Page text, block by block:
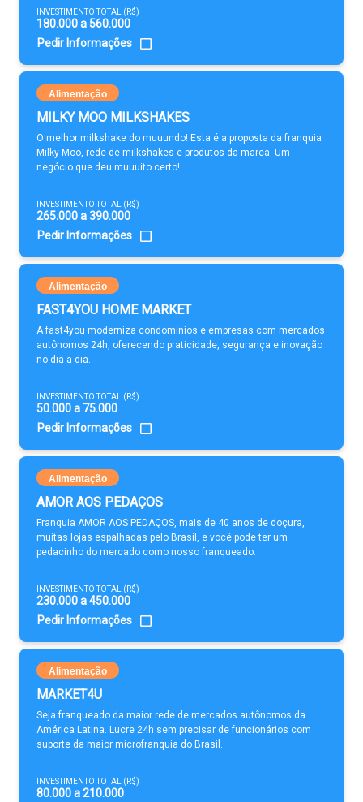
INVESTIMENTO TOTAL (R$)
180.000 a 560.000
Pedir Informações
Alimentação
MILKY MOO MILKSHAKES
O melhor milkshake do muuundo! Esta é a proposta da franquia
Milky Moo, rede de milkshakes e produtos da marca. Um
negócio que deu muuuito certo!
INVESTIMENTO TOTAL (R$)
265.000 a 390.000
Pedir Informações
Alimentação
FAST4YOU HOME MARKET
A fast4you moderniza condomínios e empresas com mercados
autônomos 24h, oferecendo praticidade, segurança e inovação
no dia a dia.
INVESTIMENTO TOTAL (R$)
50.000 a 75.000
Pedir Informações
Alimentação
AMOR AOS PEDAÇOS
Franquia AMOR AOS PEDAÇOS, mais de 40 anos de doçura,
muitas lojas espalhadas pelo Brasil, e você pode ter um
pedacinho do mercado como nosso franqueado.
INVESTIMENTO TOTAL (R$)
230.000 a 450.000
Pedir Informações
Alimentação
MARKET4U
Seja franqueado da maior rede de mercados autônomos da
América Latina. Lucre 24h sem precisar de funcionários com
suporte da maior microfranquia do Brasil.
INVESTIMENTO TOTAL (R$)
80.000 a 210.000